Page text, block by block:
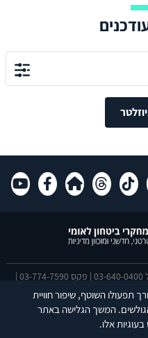
תפעולו השוטף, שיפור חוויית
המשך הגלישה באתר
אלו.
מקבוצת יעל.